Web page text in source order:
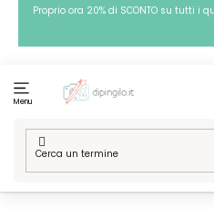
PassaProprio ora 20% di SCONTO su tutti i
Menu
Casa
Tecniche / Pittura diamante
diamante / Confezione di